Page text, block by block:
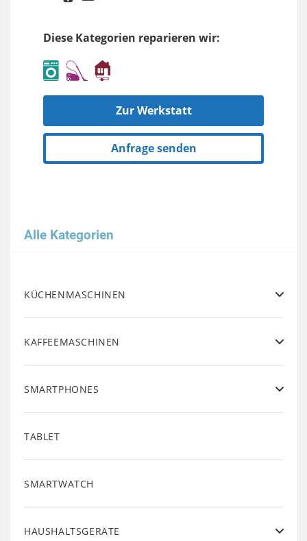
Diese Kategorien reparieren wir:
Zur Werkstatt
Anfrage senden
Alle Kategorien
KÜCHENMASCHINEN
KAFFEEMASCHINEN
SMARTPHONES
TABLET
SMARTWATCH
HAUSHALTSGERÄTE